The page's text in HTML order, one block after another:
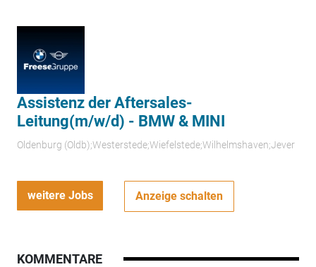
Assistenz der Aftersales-
Leitung(m/w/d) - BMW & MINI
Oldenburg (Oldb);Westerstede;Wiefelstede;Wilhelmshaven;Jever
weitere Jobs Anzeige schalten
KOMMENTARE